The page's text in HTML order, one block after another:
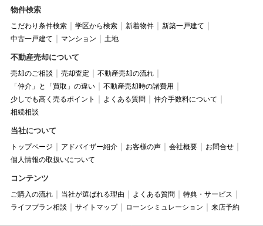
物件検索
こだわり条件検索 学区から検索 新着物件
新築一戸建て
中古一戸建て
マンション 土地
不動産売却について
売却のご相談 売却査定
不動産売却の流れ
「仲介」と「買取」の違い
不動産売却時の諸費用
少しでも高く売るポイント
よくある質問
仲介手数料について
相続相談
当社について
トップページ アドバイザー紹介 お客様の声 会社概要
お問合せ
個人情報の取扱いについて
コンテンツ
ご購入の流れ 当社が選ばれる理由 よくある質問
特典・サービス
ライフプラン相談
サイトマップ ローンシミュレーション 来店予約